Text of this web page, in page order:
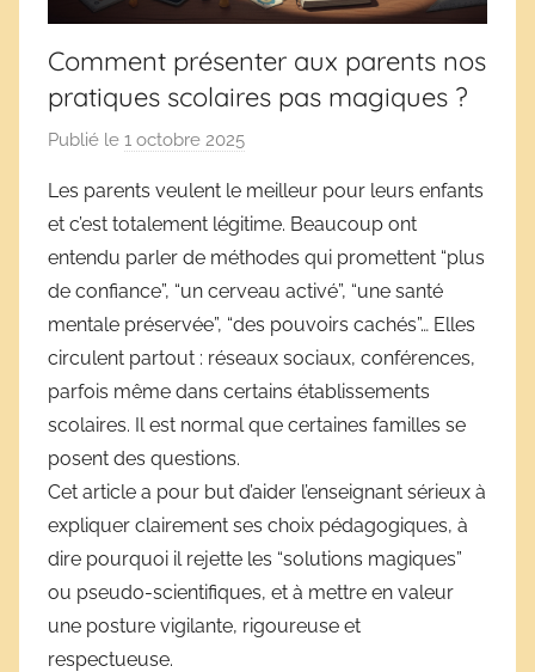
Comment présenter aux parents nos
pratiques scolaires pas magiques ?
Publié le 1 octobre 2025
r
D
é
r
i
v
e
s
c
i
r
Les parents veulent le meilleur pour leurs enfants
et c’est totalement légitime. Beaucoup ont
entendu parler de méthodes qui promettent “plus
de confiance”, “un cerveau activé”, “une santé
mentale préservée”, “des pouvoirs cachés”… Elles
circulent partout : réseaux sociaux, conférences,
parfois même dans certains établissements
scolaires. Il est normal que certaines familles se
posent des questions.
Cet article a pour but d’aider l’enseignant sérieux à
expliquer clairement ses choix pédagogiques, à
dire pourquoi il rejette les “solutions magiques”
ou pseudo-scientifiques, et à mettre en valeur
une posture vigilante, rigoureuse et
respectueuse.